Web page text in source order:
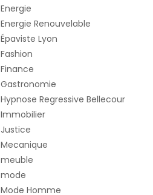
Energie
Energie Renouvelable
Épaviste Lyon
Fashion
Finance
Gastronomie
Hypnose Regressive Bellecour
Immobilier
Justice
Mecanique
meuble
mode
Mode Homme